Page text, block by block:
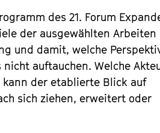
des 21. Forum
der ausgewählten Arbeiten
und damit, welche
auftauchen. Welche
der etablierte Blick auf
sich ziehen, erweitert oder